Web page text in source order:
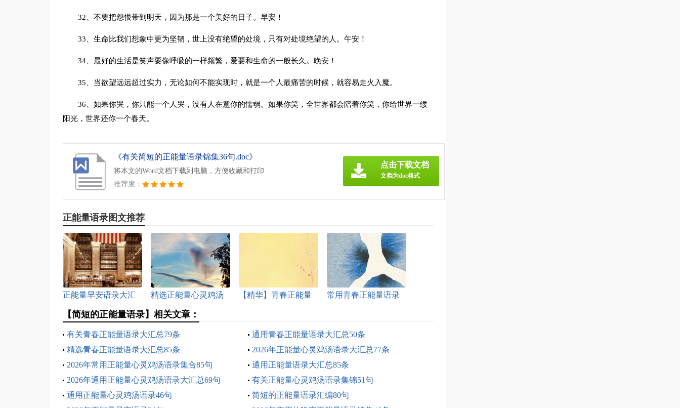
32、不要把怨恨带到明天，因为那是一个美好的日子。早安！
33、生命比我们想象中更为坚韧，世上没有绝望的处境，只有对处境绝望的人。午安！
34、最好的生活是笑声要像呼吸的一样频繁，爱要和生命的一般长久。晚安！
35、当欲望远远超过实力，无论如何不能实现时，就是一个人最痛苦的时候，就容易走火入魔。
36、如果你哭，你只能一个人哭，没有人在意你的懦弱。如果你笑，全世界都会陪着你笑，你给世界一缕
阳光，世界还你一个春天。
《有关简短的正能量语录锦集36句.doc》
将本文的Word文档下载到电脑，方便收藏和打印
推荐度：
点击下载文档
文档为doc格式
正能量语录图文推荐
正能量早安语录大汇
总95条
精选正能量心灵鸡汤
语录大汇总84条
【精华】青春正能量
常用青春正能量语录
【简短的正能量语录】相关文章：
有关青春正能量语录大汇总79条
通用青春正能量语录大汇总50条
精选青春正能量语录大汇总85条
2026年正能量心灵鸡汤语录大汇总77条
2026年常用正能量心灵鸡汤语录集合85句
通用正能量语录大汇总85条
2026年通用正能量心灵鸡汤语录大汇总69句
有关正能量心灵鸡汤语录集锦51句
通用正能量心灵鸡汤语录46句
简短的正能量语录汇编80句